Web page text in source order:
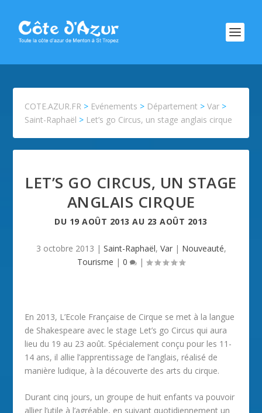
COTE.AZUR.FR > Evénements > Département >Var >
Saint-Raphaël > Let’s go Circus, un stage anglais cirque
LET’S GO CIRCUS, UN STAGE
ANGLAIS CIRQUE
DU 19 AOÛT 2013 AU 23 AOÛT 2013
3 octobre 2013 | Saint-Raphaël, Var| Nouveauté,
Tourisme | 0 |
En 2013, L’Ecole Française de Cirque se met à la langue
de Shakespeare avec le stage Let’s go Circus qui aura
lieu du 19 au 23 août. Spécialement conçu pour les 11-
14 ans, il allie l’apprentissage de l’anglais, réalisé de
manière ludique, à la découverte des arts du cirque.
Durant cinq jours, un groupe de huit enfants va pouvoir
allier l’utile à l’agréable, en suivant quotidiennement un